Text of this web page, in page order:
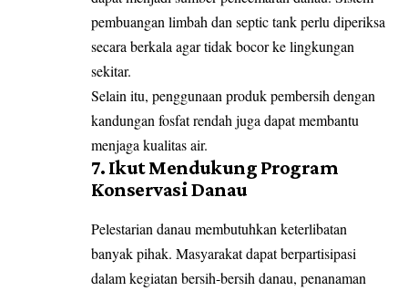
pembuangan limbah dan septic tank perlu diperiksa
secara berkala agar tidak bocor ke lingkungan
sekitar.
Selain itu, penggunaan produk pembersih dengan
kandungan fosfat rendah juga dapat membantu
menjaga kualitas air.
7. Ikut Mendukung Program
Konservasi Danau
Pelestarian danau membutuhkan keterlibatan
banyak pihak. Masyarakat dapat berpartisipasi
dalam kegiatan bersih-bersih danau, penanaman